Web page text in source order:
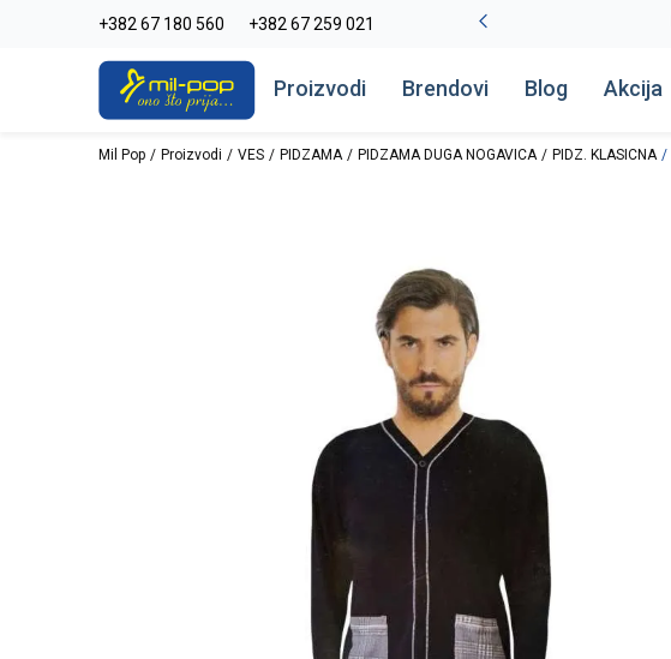
+382 67 180 560 +382 67 259 021
-20% na kompletan asortiman Pogledaj više
Proizvodi Brendovi Blog Akcija
Mil Pop Proizvodi VES PIDZAMA PIDZAMA DUGA NOGAVICA PIDZ. KLASICNA